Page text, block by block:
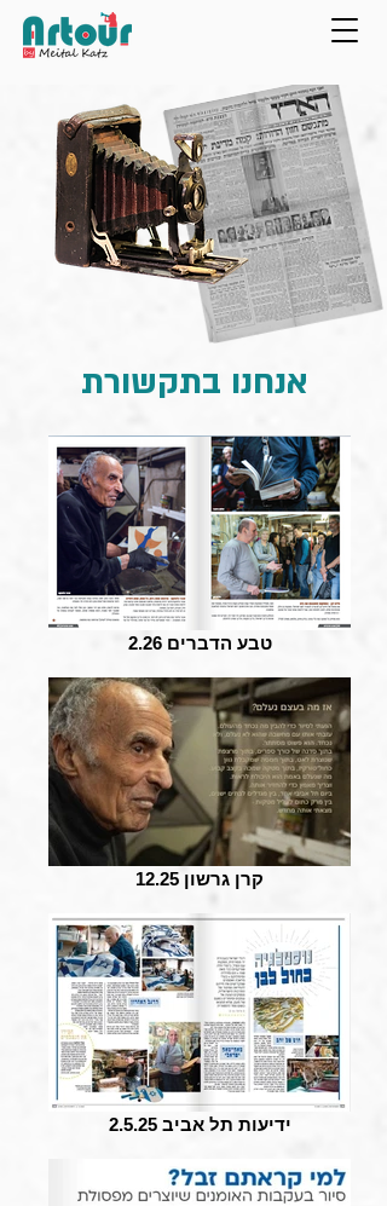
אנחנו בתקשורת
טבע הדברים 2.26
קרן גרשון 12.25
ידיעות תל אביב 2.5.25